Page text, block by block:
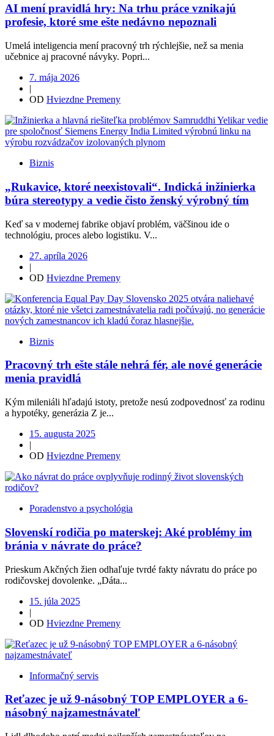
AI mení pravidlá hry: Na trhu práce vznikajú
profesie, ktoré sme ešte nedávno nepoznali
Umelá inteligencia mení pracovný trh rýchlejšie, než sa menia
učebnice aj pracovné návyky. Popri...
7. mája 2026
|
OD Hviezdne Premeny
Biznis
„Rukavice, ktoré neexistovali“. Indická inžinierka
búra stereotypy a vedie čisto ženský výrobný tím
Keď sa v modernej fabrike objaví problém, väčšinou ide o
technológiu, proces alebo logistiku. V...
27. apríla 2026
|
OD Hviezdne Premeny
Biznis
Pracovný trh ešte stále nehrá fér, ale nové generácie
menia pravidlá
Kým mileniáli hľadajú istoty, pretože nesú zodpovednosť za rodinu
a hypotéky, generázia Z je...
15. augusta 2025
|
OD Hviezdne Premeny
Poradenstvo a psychológia
Slovenskí rodičia po materskej: Aké problémy im
bránia v návrate do práce?
Prieskum Akčných žien odhaľuje tvrdé fakty návratu do práce po
rodičovskej dovolenke. „Dáta...
15. júla 2025
|
OD Hviezdne Premeny
Informačný servis
Reťazec je už 9-násobný TOP EMPLOYER a 6-
násobný najzamestnávateľ